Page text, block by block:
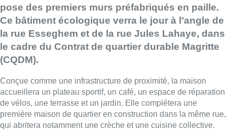
pose des premiers murs préfabriqués en paille.
Ce bâtiment écologique verra le jour à l’angle de
la rue Esseghem et de la rue Jules Lahaye, dans
le cadre du Contrat de quartier durable Magritte
(CQDM).
Conçue comme une infrastructure de proximité, la maison
accueillera un plateau sportif, un café, un espace de réparation
de vélos, une terrasse et un jardin. Elle complétera une
première maison de quartier en construction dans la même rue,
qui abritera notamment une crèche et une cuisine collective.